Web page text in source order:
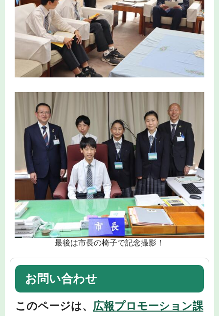
最後は市長の椅子で記念撮影！
お問い合わせ
このページは、 広報プロモーション課